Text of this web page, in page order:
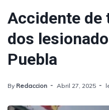
Accidente de
dos
Puebla
By Redaccion Abril 27, 2025